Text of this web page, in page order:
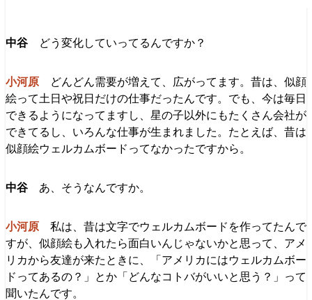
どう変化していってるんですか？
どんどん需要が増えて、広がってます。昔は、似顔
絵って土日や祝日だけの仕事だったんです。でも、今は毎日
できるようになってますし、星の子以外にもたくさん会社が
できてるし、いろんな仕事が生まれました。たとえば、昔は
似顔絵ウェルカムボードってなかったですから。
あ、そうなんですか。
私は、昔は文字でウェルカムボードを作ってたんで
すが、似顔絵も入れたら面白いんじゃないかと思って、アメ
リカから友達が来たときに、「アメリカにはウェルカムボー
ドってあるの？」とか「どんなコトバがいいと思う？」って
聞いたんです。